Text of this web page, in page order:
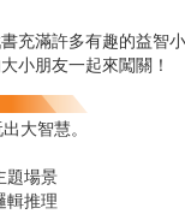
充滿許多有趣的益智
小朋友一起來闖關！
大智慧。
題場景
輯推理